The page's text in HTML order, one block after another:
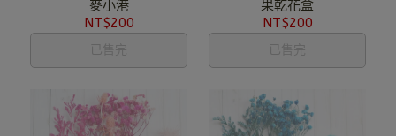
麥小港
NT$200
已售完
果乾花盒
NT$200
已售完